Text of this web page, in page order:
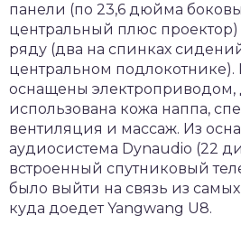
панели (по 23,6 дюйма
центральный плюс проектор)
ряду (два на спинках
центральном подлокотнике).
оснащены электроприводом,
использована кожа наппа,
вентиляция и массаж. Из
аудиосистема Dynaudio (22
встроенный спутниковый
было выйти на связь из самых
куда доедет Yangwang U8.